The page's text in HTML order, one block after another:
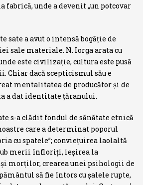
fabrică, unde a devenit „un potcovar
sate a avut o intensă bogăţie de
sale materiale. N. Iorga arata cu
este civilizaţie, cultura este pusă
Chiar dacă scepticismul său e
mentalitatea de producător şi de
a dat identitate ţăranului.
s-a clădit fondul de sănătate etnică
care a determinat poporul
cu spatele”; convieţuirea laolaltă
merii înfloriţi, ieşirea la
morţilor, crearea unei psihologii de
să fie întors cu şalele rupte,